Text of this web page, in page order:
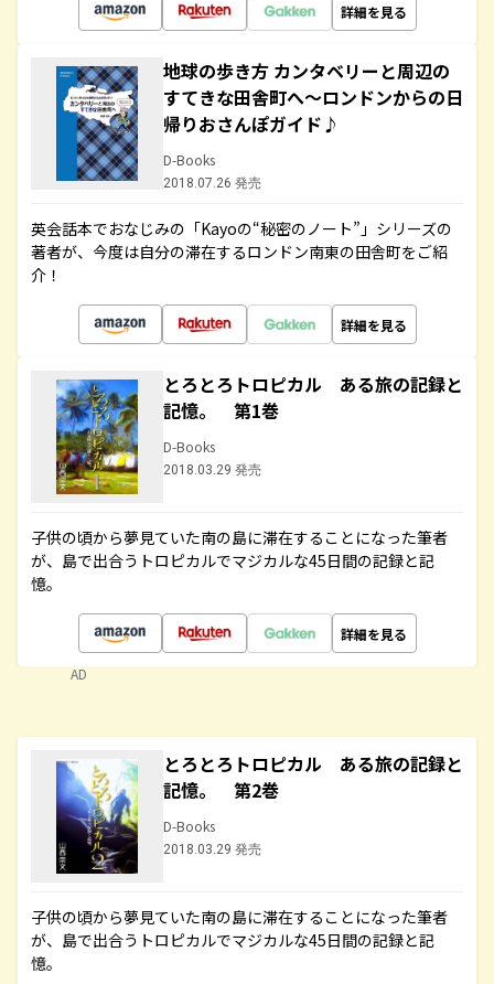
詳細を見る
地球の歩き方 カンタベリーと周辺の
すてきな田舎町へ～ロンドンからの日
帰りおさんぽガイド♪
D-Books
2018.07.26 発売
英会話本でおなじみの「Kayoの“秘密のノート”」シリーズの
著者が、今度は自分の滞在するロンドン南東の田舎町をご紹
介！
詳細を見る
とろとろトロピカル ある旅の記録と
記憶。 第1巻
D-Books
2018.03.29 発売
子供の頃から夢見ていた南の島に滞在することになった筆者
が、島で出合うトロピカルでマジカルな45日間の記録と記
憶。
詳細を見る
AD
とろとろトロピカル ある旅の記録と
記憶。 第2巻
D-Books
2018.03.29 発売
子供の頃から夢見ていた南の島に滞在することになった筆者
が、島で出合うトロピカルでマジカルな45日間の記録と記
憶。